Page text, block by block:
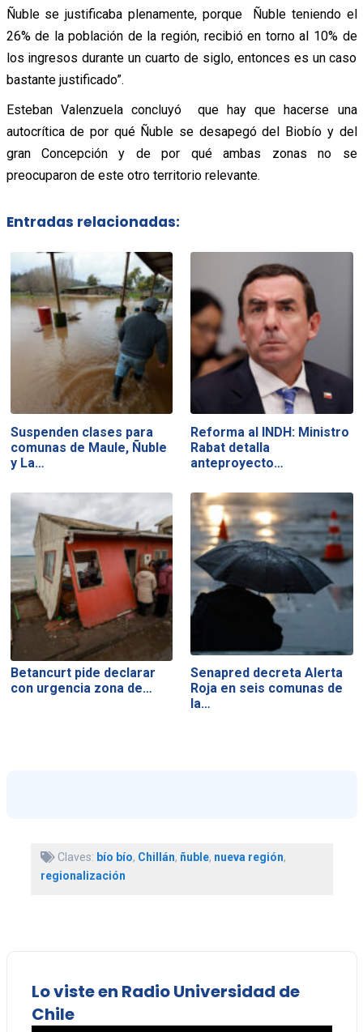
Ñuble se justificaba plenamente, porque Ñuble teniendo el
26% de la población de la región, recibió en torno al 10% de
los ingresos durante un cuarto de siglo, entonces es un caso
bastante justificado”.
Esteban Valenzuela concluyó que hay que hacerse una
autocrítica de por qué Ñuble se desapegó del Biobío y del
gran Concepción y de por qué ambas zonas no se
preocuparon de este otro territorio relevante.
Entradas relacionadas:
Suspenden clases para
comunas de Maule, Ñuble
y La…
Reforma al INDH: Ministro
Rabat detalla
anteproyecto…
Betancurt pide declarar
con urgencia zona de…
Senapred decreta Alerta
Roja en seis comunas de
la…
Claves: bío bío, Chillán, ñuble, nueva región,
regionalización
Lo viste en Radio Universidad de
Chile